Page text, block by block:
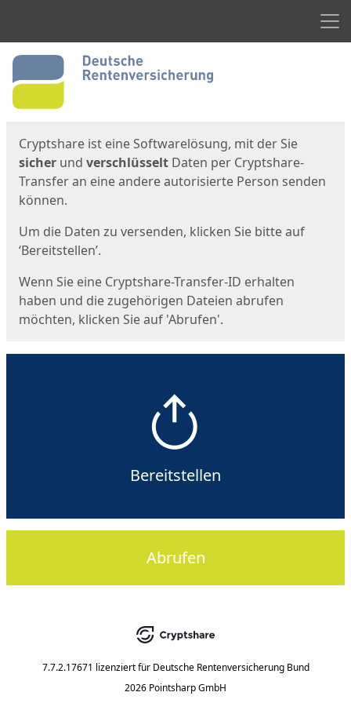
Start
Cryptshare ist eine Softwarelösung, mit der Sie
sicher und verschlüsselt Daten per Cryptshare-
Transfer an eine andere autorisierte Person senden
können.
Um die Daten zu versenden, klicken Sie bitte auf
‘Bereitstellen’.
Wenn Sie eine Cryptshare-Transfer-ID erhalten
haben und die zugehörigen Dateien abrufen
möchten, klicken Sie auf 'Abrufen'.
Bereitstellen
Abrufen
7.7.2.17671 lizenziert für Deutsche Rentenversicherung Bund
2026 Pointsharp GmbH